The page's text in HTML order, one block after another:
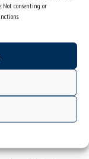
Not consenting or